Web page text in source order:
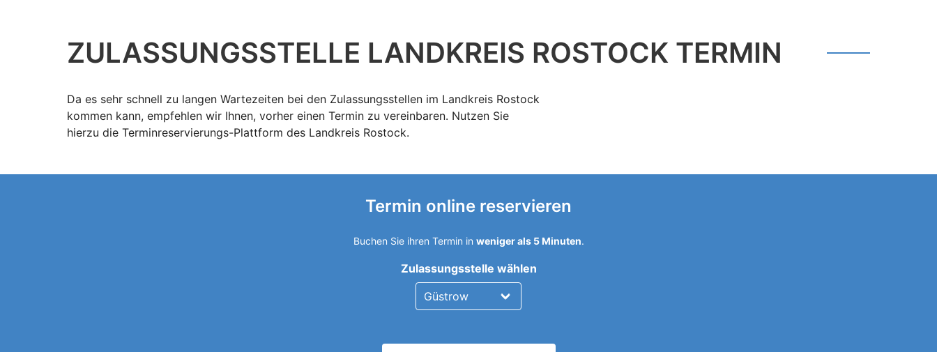
ZULASSUNGS­STELLE LANDKREIS ROSTOCK TERMIN
Da es sehr schnell zu langen Wartezeiten bei den Zulassungsstellen im Landkreis Rostock
kommen kann, empfehlen wir Ihnen, vorher einen Termin zu vereinbaren. Nutzen Sie
hierzu die Terminreservierungs-Plattform des Landkreis Rostock.
Termin online reservieren
Buchen Sie ihren Termin in weniger als 5 Minuten.
Zulassungsstelle wählen